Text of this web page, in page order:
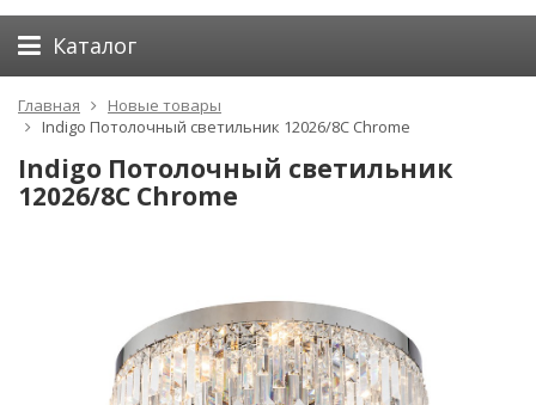
Каталог
Главная
Новые товары
Indigo Потолочный светильник 12026/8C Chrome
Indigo Потолочный светильник
12026/8C Chrome